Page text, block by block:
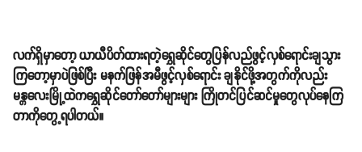
လက်ရှိမှာတော့ ယာယီပိတ်ထားရတဲ့ရွှေဆိုင်တွေပြန်လည်ဖွင့်လှစ်ရောင်းချသွား
ကြတော့မှာပဲဖြစ်ပြီး မနက်ဖြန်အမီဖွင့်လှစ်ရောင်း ချနိုင်ဖို့အတွက်ကိုလည်း
မန္တလေးမြို့ထဲကရွှေဆိုင်တော်တော်များများ ကြိုတင်ပြင်ဆင်မှုတွေလုပ်နေကြ
တာကိုတွေ့ရပါတယ်။